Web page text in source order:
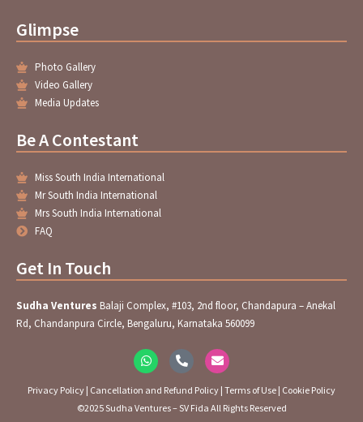
Glimpse
Photo Gallery
Video Gallery
Media Updates
Be A Contestant
Miss South India International
Mr South India International
Mrs South India International
FAQ
Get In Touch
Sudha Ventures Balaji Complex, #103, 2nd floor, Chandapura – Anekal
Rd, Chandanpura Circle, Bengaluru, Karnataka 560099
W
h
a
t
a
P
h
o
n
e
-
E
n
v
e
l
o
Privacy Policy | Cancellation and Refund Policy | Terms of Use | Cookie Policy
©2025 Sudha Ventures – SV Fida All Rights Reserved